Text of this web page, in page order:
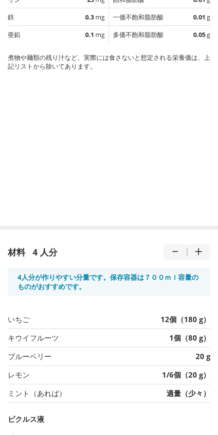
鉄
0.3 mg
亜鉛
0.1 mg
一価不飽和脂肪酸
0.01 g
多価不飽和脂肪酸
0.05g
煮物や麺類の残り汁など、実際には食さないと想定される栄養価は、上
記リストから除いてあります。
材料 4 人分
4人分が作りやすい分量です。保存容器は７００ｍｌ容量の
ものがおすすめです。
いちご
12個（180 g）
キウイフルーツ
1個（80 g）
ブルーベリー
20 g
レモン
1/6個（20 g）
ミント（あれば）
適量（少々）
ピクルス液